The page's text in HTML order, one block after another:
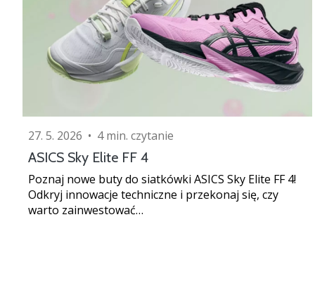
27. 5. 2026 • 4 min. czytanie
ASICS Sky Elite FF 4
Poznaj nowe buty do siatkówki ASICS Sky Elite FF 4!
Odkryj innowacje techniczne i przekonaj się, czy
warto zainwestować…